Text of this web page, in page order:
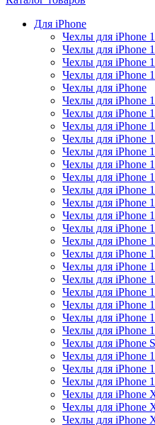
Для iPhone
Чехлы для iPhone
Чехлы для iPhone
Чехлы для iPhone
Чехлы для iPhone
Чехлы для iPhone
Чехлы для iPhone
Чехлы для iPhone
Чехлы для iPhone
Чехлы для iPhone
Чехлы для iPhone
Чехлы для iPhone
Чехлы для iPhone
Чехлы для iPhone
Чехлы для iPhone
Чехлы для iPhone
Чехлы для iPhone
Чехлы для iPhone
Чехлы для iPhone
Чехлы для iPhone
Чехлы для iPhone
Чехлы для iPhone
Чехлы для iPhone
Чехлы для iPhone
Чехлы для iPhone
Чехлы для iPhone
Чехлы для iPhone
Чехлы для iPhone
Чехлы для iPhone
Чехлы для iPhone
Чехлы для iPhone
Чехлы для iPhone